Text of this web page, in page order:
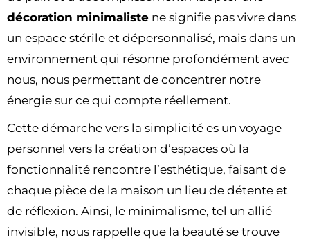
décoration minimaliste ne signifie pas vivre dans
un espace stérile et dépersonnalisé, mais dans un
environnement qui résonne profondément avec
nous, nous permettant de concentrer notre
énergie sur ce qui compte réellement.
Cette démarche vers la simplicité es un voyage
personnel vers la création d’espaces où la
fonctionnalité rencontre l’esthétique, faisant de
chaque pièce de la maison un lieu de détente et
de réflexion. Ainsi, le minimalisme, tel un allié
invisible, nous rappelle que la beauté se trouve